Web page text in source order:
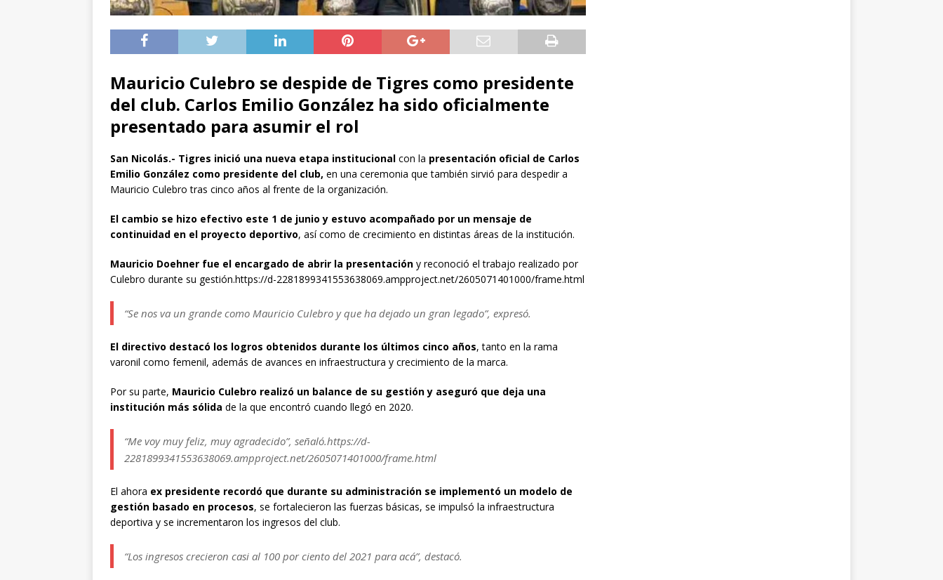
Mauricio Culebro se despide de Tigres como presidente
del club. Carlos Emilio González ha sido oficialmente
presentado para asumir el rol
San Nicolás.- Tigres inició una nueva etapa institucional con la presentación oficial de Carlos
Emilio González como presidente del club, en una ceremonia que también sirvió para despedir a
Mauricio Culebro tras cinco años al frente de la organización.
El cambio se hizo efectivo este 1 de junio y estuvo acompañado por un mensaje de
continuidad en el proyecto deportivo, así como de crecimiento en distintas áreas de la institución.
Mauricio Doehner fue el encargado de abrir la presentación y reconoció el trabajo realizado por
Culebro durante su gestión.https://d-2281899341553638069.ampproject.net/2605071401000/frame.html
“Se nos va un grande como Mauricio Culebro y que ha dejado un gran legado”, expresó.
El directivo destacó los logros obtenidos durante los últimos cinco años, tanto en la rama
varonil como femenil, además de avances en infraestructura y crecimiento de la marca.
Por su parte, Mauricio Culebro realizó un balance de su gestión y aseguró que deja una
institución más sólida de la que encontró cuando llegó en 2020.
“Me voy muy feliz, muy agradecido”, señaló.https://d-
2281899341553638069.ampproject.net/2605071401000/frame.html
El ahora ex presidente recordó que durante su administración se implementó un modelo de
gestión basado en procesos, se fortalecieron las fuerzas básicas, se impulsó la infraestructura
deportiva y se incrementaron los ingresos del club.
“Los ingresos crecieron casi al 100 por ciento del 2021 para acá”, destacó.